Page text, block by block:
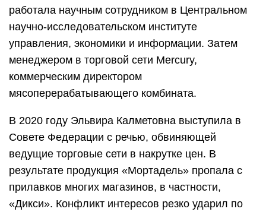
работала научным сотрудником в Центральном
научно-исследовательском институте
управления, экономики и информации. Затем
менеджером в торговой сети Mercury,
коммерческим директором
мясоперерабатывающего комбината.
В 2020 году Эльвира Калметовна выступила в
Совете Федерации с речью, обвиняющей
ведущие торговые сети в накрутке цен. В
результате продукция «Мортадель» пропала с
прилавков многих магазинов, в частности,
«Дикси». Конфликт интересов резко ударил по